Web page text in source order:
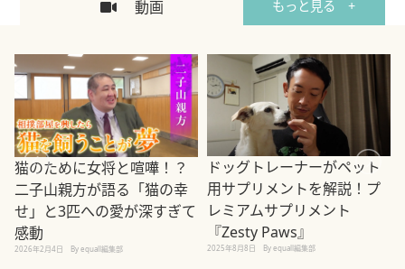
動画 もっと見る +
猫のために女将と喧嘩！？
二子山親方が語る「猫の幸
せ」と3匹への愛が深すぎて
感動
2026年2月4日 By equall編集部
ドッグトレーナーがペット
用サプリメントを解説！プ
レミアムサプリメント
『Zesty Paws』
2025年8月8日 By equall編集部